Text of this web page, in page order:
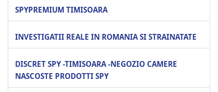
SPYPREMIUM TIMISOARA
INVESTIGATII REALE IN ROMANIA SI STRAINATATE
DISCRET SPY -TIMISOARA -NEGOZIO CAMERE
NASCOSTE PRODOTTI SPY